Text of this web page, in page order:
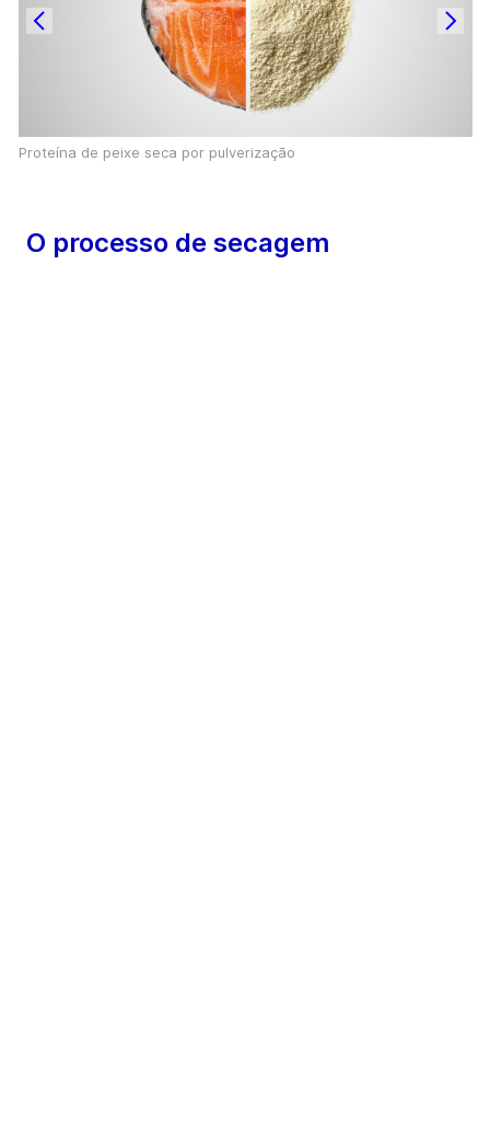
Proteína de peixe seca por pulverização
O processo de secagem